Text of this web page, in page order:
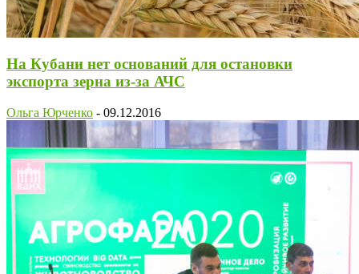
На Кубани нет оснований для остановки
экспорта зерна из-за АЧС
Ольга Юрченко - 09.12.2016